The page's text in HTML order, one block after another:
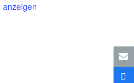
anzeigen